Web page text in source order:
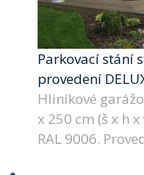
Parkovací stání
provedení
Hliníkové
x 250 cm (š x h
RAL 9006.